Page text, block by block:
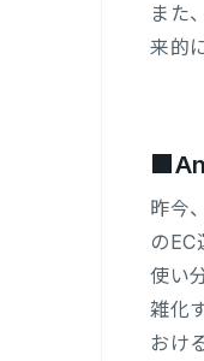
また
来的
昨今
のEC
使い
雑化
おけ